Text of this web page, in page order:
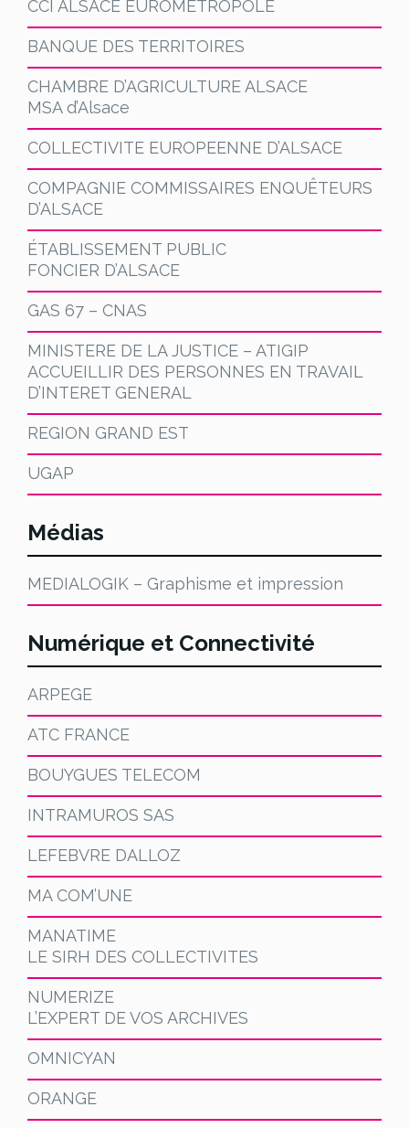
CCI ALSACE EUROMETROPOLE
BANQUE DES TERRITOIRES
CHAMBRE D’AGRICULTURE ALSACE
MSA d’Alsace
COLLECTIVITE EUROPEENNE D’ALSACE
COMPAGNIE COMMISSAIRES ENQUÊTEURS
D’ALSACE
ÉTABLISSEMENT PUBLIC
FONCIER D’ALSACE
GAS 67 – CNAS
MINISTERE DE LA JUSTICE – ATIGIP
ACCUEILLIR DES PERSONNES EN TRAVAIL
D’INTERET GENERAL
REGION GRAND EST
UGAP
Médias
MEDIALOGIK – Graphisme et impression
Numérique et Connectivité
ARPEGE
ATC FRANCE
BOUYGUES TELECOM
INTRAMUROS SAS
LEFEBVRE DALLOZ
MA COM’UNE
MANATIME
LE SIRH DES COLLECTIVITES
NUMERIZE
L’EXPERT DE VOS ARCHIVES
OMNICYAN
ORANGE